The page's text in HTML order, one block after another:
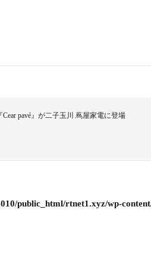
pavé』が二子玉川 蔦屋家電に登場
public_html/rtnet1.xyz/wp-